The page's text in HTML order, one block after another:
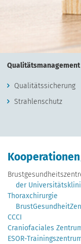
Qualitätsmanagement
Qualitätssicherung
Strahlenschutz
der
Thoraxchirurgie
CCCI
Craniofaciales
ESOR-